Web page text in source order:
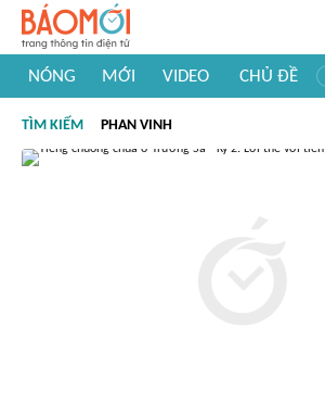
NÓNG MỚI VIDEO CHỦ ĐỀ
#Khám phá thế giới
TÌM KIẾM PHAN VINH